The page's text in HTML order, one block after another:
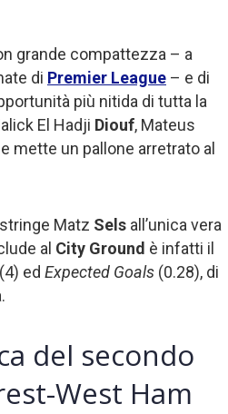
grande compattezza – a
di Premier League – e di
più nitida di tutta la
El Hadji Diouf, Mateus
e mette un pallone arretrato al
Matz Sels all’unica vera
al City Ground è infatti il
ed Expected Goals (0.28), di
del secondo
West Ham